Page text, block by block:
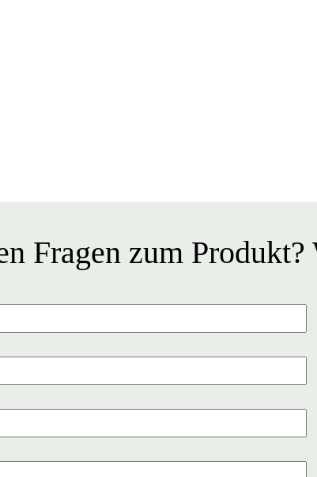
Fragen zum